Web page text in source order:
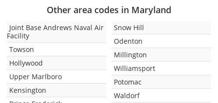
Other area codes in Maryland
Joint Base Andrews Naval Air
Facility
Towson
Hollywood
Upper Marlboro
Kensington
Snow Hill
Odenton
Millington
Williamsport
Potomac
Waldorf